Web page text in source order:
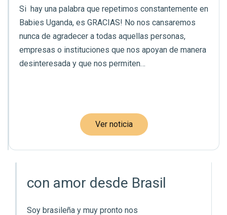
Si hay una palabra que repetimos constantemente en
Babies Uganda, es GRACIAS! No nos cansaremos
nunca de agradecer a todas aquellas personas,
empresas o instituciones que nos apoyan de manera
desinteresada y que nos permiten…
Ver noticia
con amor desde Brasil
Soy brasileña y muy pronto nos